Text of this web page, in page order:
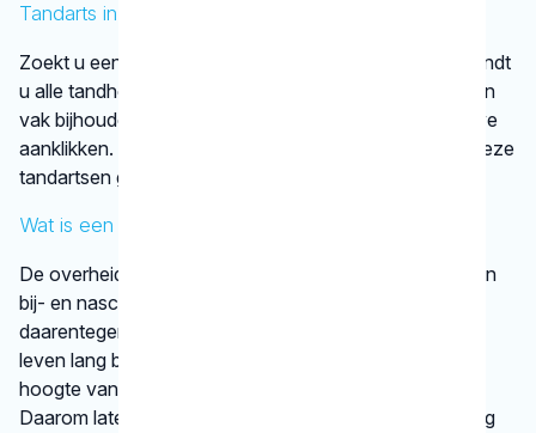
Tandarts in Tilburg
Zoekt u een tandarts in Tilburg ? In de lijst hierboven vindt
u alle tandheelkundigen in Tilburg , die aantoonbaar hun
vak bijhouden. Bovendien kunt u ook de kaartweergave
aanklikken. Dan ziet u op een kaart van Tilburg waar deze
tandartsen gevestigd zijn.
Wat is een KRT-registratie?
De overheid verplicht tandartsen niet tot het volgen van
bij- en nascholing. De beroepsgroep zelf vindt het
daarentegen wel belangrijk dat tandheelkundigen hun
leven lang blijven leren. Op die manier zijn ze op de
hoogte van de nieuwste tandheelkundige technieken.
Daarom laten tandartsen met een KRT-registratie graag